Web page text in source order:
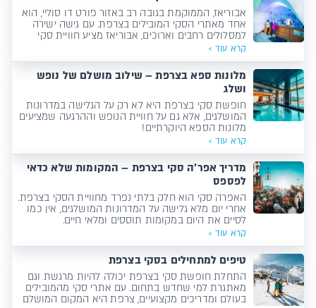
אבוריאז, הממוקמת בגובה רב באזור פורט דו סוליי, הוא
אחד מאתרי הסקי המובילים בצרפת. עם גישה ישירה
למסלולים רחבים וארוכים, אבוריאז מציע חוויית סקי
מושלמת!
קרא עוד >
מלונות ספא בצרפת – שילוב מושלם של נופש
ושלג
חופשת סקי בצרפת היא לא רק על הגלישה במדרונות
המושלגים, אלא גם על חוויית הנופש וההרגעה שמציעים
מלונות הספא היוקרתיים!
קרא עוד >
מדריך אפר'ה סקי בצרפת – המקומות שלא כדאי
לפספס
האפרה סקי הוא חלק בלתי נפרד מחוויית הסקי בצרפת.
אחרי יום מלא גלישה על המדרונות המושלגים, אין כמו
לסיים את היום במקומות תוססים ומלאי חיים.
קרא עוד >
טיפים למתחילים בסקי בצרפת
התחלת חופשת סקי בצרפת יכולה להיות מרגשת וגם
מאתגרת למי שחדש בתחום. עם אתרי סקי מהמובילים
בעולם ומדריכים מקצועיים, צרפת היא המקום המושלם